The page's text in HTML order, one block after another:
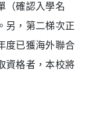
（確認入學名
另，第二梯次正
度已獲海外聯合
資格者，本校將